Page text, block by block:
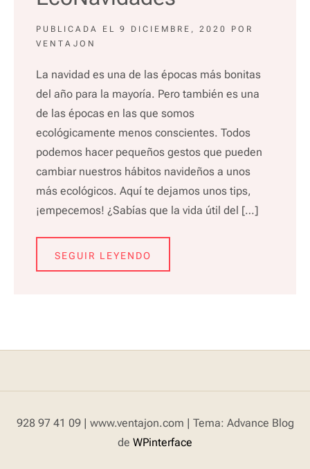
PUBLICADA EL 9 DICIEMBRE, 2020
POR
VENTAJON
La navidad es una de las épocas más bonitas
del año para la mayoría. Pero también es una
de las épocas en las que somos
ecológicamente menos conscientes. Todos
podemos hacer pequeños gestos que pueden
cambiar nuestros hábitos navideños a unos
más ecológicos. Aquí te dejamos unos tips,
¡empecemos! ¿Sabías que la vida útil del […]
SEGUIR LEYENDO
928 97 41 09 | www.ventajon.com | Tema: Advance Blog
de WPinterface